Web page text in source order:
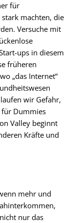
für
stark machten, die
Versuche mit
ups in diesem
früheren
„das Internet“
wir Gefahr,
für Dummies
Valley beginnt
Kräfte und
mehr und
nur das